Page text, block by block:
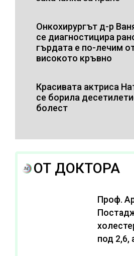
Онкохирургът д-р
се диагностицира
гърдата е по-лечим
високото кръвно
Красивата актриса
се борила
болест
ОТ ДОКТОРА
Проф.
под 2,6,
се